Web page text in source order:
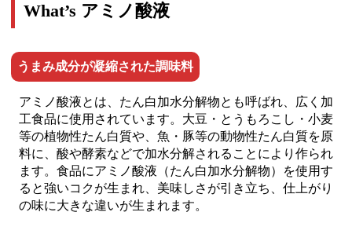
What’s アミノ酸液
うまみ成分が凝縮された調味料
アミノ酸液とは、たん白加水分解物とも呼ばれ、広く加
工食品に使用されています。大豆・とうもろこし・小麦
等の植物性たん白質や、魚・豚等の動物性たん白質を原
料に、酸や酵素などで加水分解されることにより作られ
ます。食品にアミノ酸液（たん白加水分解物）を使用す
ると強いコクが生まれ、美味しさが引き立ち、仕上がり
の味に大きな違いが生まれます。